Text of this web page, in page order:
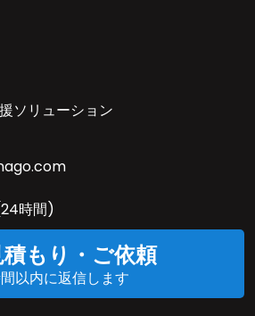
ソリューション
時間)
もり・ご依頼
以内に返信します